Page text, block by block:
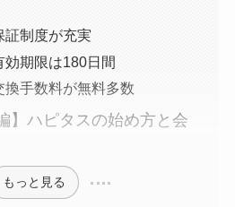
証制度が充実
効期限は180日間
換手数料が無料多数
】ハピタスの始め方と会
もっと見る